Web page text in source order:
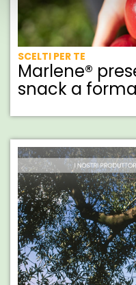
SCELTI PER TE
Marlene®
snack a